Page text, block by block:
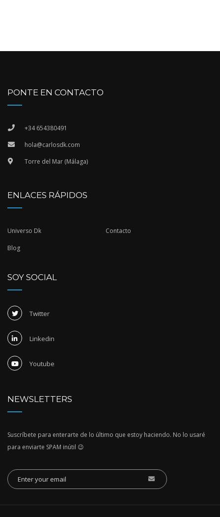
PONTE EN CONTACTO
+34 654380491
hola@carlosdk.com
Torre del Mar (Málaga)
ENLACES RÁPIDOS
Universo Dk Contacto
Blog
SOY SOCIAL
Twitter
Linkedin
Youtube
NEWSLETTERS
Suscríbete para enterarte de lo último que estoy haciendo. No lo usaré
para enviarte SPAM inútil 😉